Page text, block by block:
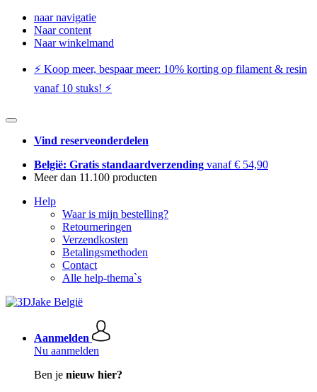
naar navigatie
Naar content
Naar winkelmand
⚡️ Koop meer, bespaar meer: ​​10% korting op filament & resin
vanaf 10 stuks! ⚡️
Vind reserveonderdelen
België: Gratis standaardverzending vanaf € 54,90
Meer dan 11.100 producten
Help
Waar is mijn bestelling?
Retourneringen
Verzendkosten
Betalingsmethoden
Contact
Alle help-thema`s
Aanmelden
Nu aanmelden
Ben je nieuw hier?